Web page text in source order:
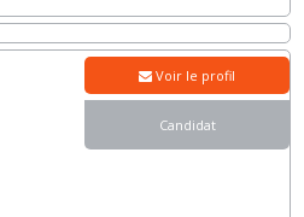
Voir le profil
Candidat